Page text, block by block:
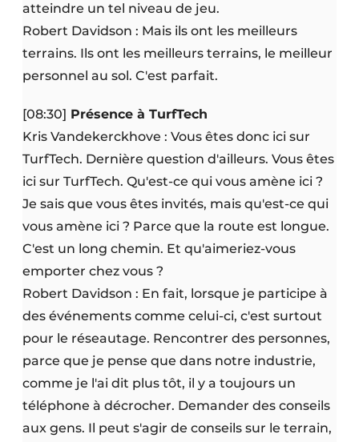
atteindre un tel niveau de jeu.
Robert Davidson : Mais ils ont les meilleurs
terrains. Ils ont les meilleurs terrains, le meilleur
personnel au sol. C'est parfait.
[08:30] Présence à TurfTech
Kris Vandekerckhove : Vous êtes donc ici sur
TurfTech. Dernière question d'ailleurs. Vous êtes
ici sur TurfTech. Qu'est-ce qui vous amène ici ?
Je sais que vous êtes invités, mais qu'est-ce qui
vous amène ici ? Parce que la route est longue.
C'est un long chemin. Et qu'aimeriez-vous
emporter chez vous ?
Robert Davidson : En fait, lorsque je participe à
des événements comme celui-ci, c'est surtout
pour le réseautage. Rencontrer des personnes,
parce que je pense que dans notre industrie,
comme je l'ai dit plus tôt, il y a toujours un
téléphone à décrocher. Demander des conseils
aux gens. Il peut s'agir de conseils sur le terrain,